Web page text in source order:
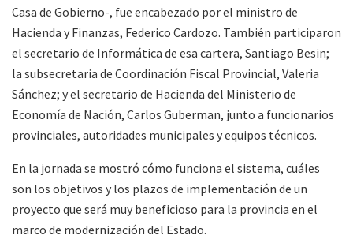
Casa de Gobierno-, fue encabezado por el ministro de
Hacienda y Finanzas, Federico Cardozo. También participaron
el secretario de Informática de esa cartera, Santiago Besin;
la subsecretaria de Coordinación Fiscal Provincial, Valeria
Sánchez; y el secretario de Hacienda del Ministerio de
Economía de Nación, Carlos Guberman, junto a funcionarios
provinciales, autoridades municipales y equipos técnicos.
En la jornada se mostró cómo funciona el sistema, cuáles
son los objetivos y los plazos de implementación de un
proyecto que será muy beneficioso para la provincia en el
marco de modernización del Estado.